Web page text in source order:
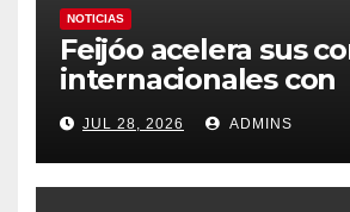
NOTICIAS
Feijóo acelera sus
internacionales con
Latinoamérica como
prioritario en su
gobierno
JUL 28, 2026 ADMINS